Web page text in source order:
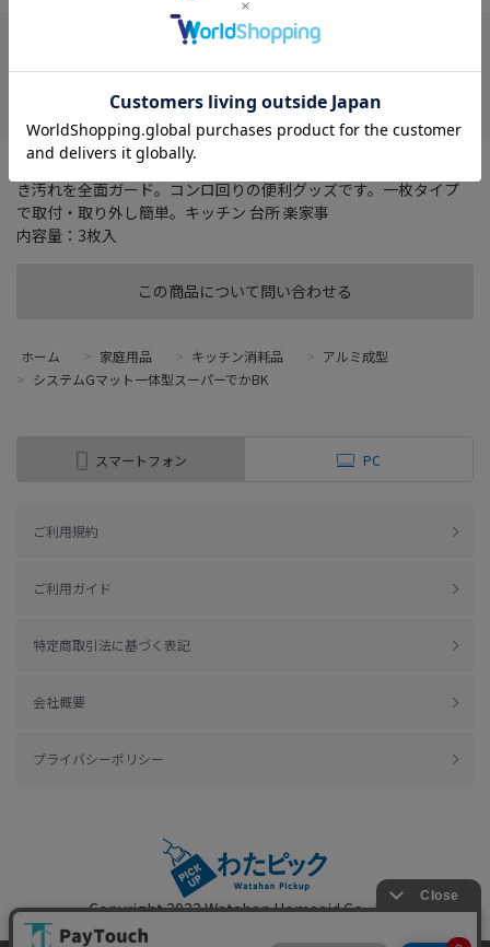
この商品について問い合わせる
店舗選択が必要です
コンロのふちまでカバーしてガスコンロ天板のコゲつき・ベタつ
き汚れを全面ガード。コンロ回りの便利グッズです。一枚タイプ
で取付・取り外し簡単。キッチン 台所 楽家事
内容量：3枚入
ホーム > 家庭用品 > キッチン消耗品 > アルミ成型
> システムGマット一体型スーパーでかBK
スマートフォン PC
ご利用規約
ご利用ガイド
特定商取引法に基づく表記
会社概要
プライバシーポリシー
Copyright 2022Watahan Homeaid Co., Ltd.
Powered by Watahan Partners Co., Ltd.